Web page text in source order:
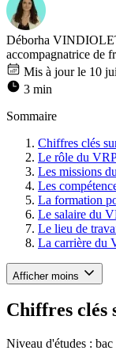
Déborha
accompagnatrice de
Mis à jour le 10
3 min
Sommaire
Chiffres clés
Le rôle du
Les missions
Les
La formation
Le salaire du
Le lieu de
La carrière du
Afficher moins
Chiffres clés
Niveau d'études :